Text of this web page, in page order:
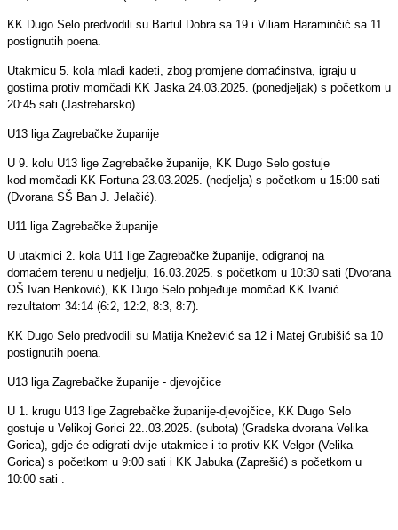
KK Dugo Selo predvodili su Bartul Dobra sa 19 i Viliam Haraminčić sa 11
postignutih poena.
Utakmicu 5. kola mlađi kadeti, zbog promjene domaćinstva, igraju u
gostima protiv momčadi KK Jaska 24.03.2025. (ponedjeljak) s početkom u
20:45 sati (Jastrebarsko).
U13 liga Zagrebačke županije
U 9. kolu U13 lige Zagrebačke županije, KK Dugo Selo gostuje
kod momčadi KK Fortuna 23.03.2025. (nedjelja) s početkom u 15:00 sati
(Dvorana SŠ Ban J. Jelačić).
U11 liga Zagrebačke županije
U utakmici 2. kola U11 lige Zagrebačke županije, odigranoj na
domaćem terenu u nedjelju, 16.03.2025. s početkom u 10:30 sati (Dvorana
OŠ Ivan Benković), KK Dugo Selo pobjeđuje momčad KK Ivanić
rezultatom 34:14 (6:2, 12:2, 8:3, 8:7).
KK Dugo Selo predvodili su Matija Knežević sa 12 i Matej Grubišić sa 10
postignutih poena.
U13 liga Zagrebačke županije - djevojčice
U 1. krugu U13 lige Zagrebačke županije-djevojčice, KK Dugo Selo
gostuje u Velikoj Gorici 22..03.2025. (subota) (Gradska dvorana Velika
Gorica), gdje će odigrati dvije utakmice i to protiv KK Velgor (Velika
Gorica) s početkom u 9:00 sati i KK Jabuka (Zaprešić) s početkom u
10:00 sati .